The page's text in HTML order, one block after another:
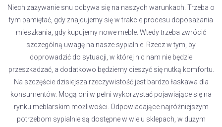
Niech zażywanie snu odbywa się na naszych warunkach. Trzeba o
tym pamiętać, gdy znajdujemy się w trakcie procesu doposażania
mieszkania, gdy kupujemy nowe meble. Wtedy trzeba zwrócić
szczególną uwagę na nasze sypialnie. Rzecz w tym, by
doprowadzić do sytuacji, w której nic nam nie będzie
przeszkadzać, a dodatkowo będziemy cieszyć się nutką komfortu.
Na szczęście dzisiejsza rzeczywistość jest bardzo łaskawa dla
konsumentów. Mogą oni w pełni wykorzystać pojawiające się na
rynku meblarskim możliwości. Odpowiadające najróżniejszym
potrzebom sypialnie są dostępne w wielu sklepach, w dużym